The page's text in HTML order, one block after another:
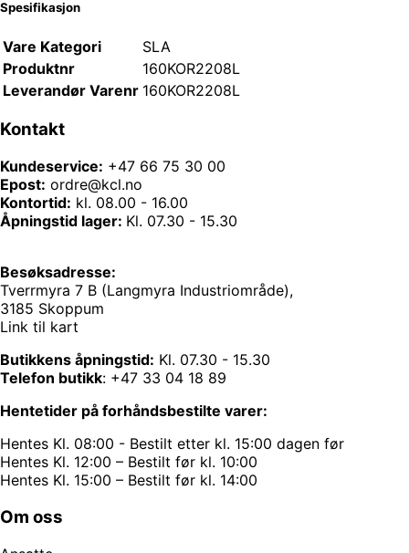
Spesifikasjon
Vare Kategori
SLA
Produktnr
160KOR2208L
Leverandør Varenr 160KOR2208L
Kontakt
Kundeservice: +47 66 75 30 00
Epost: ordre@kcl.no
Kontortid: kl. 08.00 - 16.00
Åpningstid lager: Kl. 07.30 - 15.30
Besøksadresse:
Tverrmyra 7 B (Langmyra Industriområde),
3185 Skoppum
Link til kart
Butikkens åpningstid: Kl. 07.30 - 15.30
Telefon butikk: +47 33 04 18 89
Hentetider på forhåndsbestilte varer:
Hentes Kl. 08:00 - Bestilt etter kl. 15:00 dagen før
Hentes Kl. 12:00 – Bestilt før kl. 10:00
Hentes Kl. 15:00 – Bestilt før kl. 14:00
Om oss